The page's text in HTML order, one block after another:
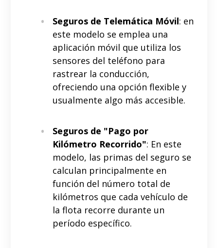
Seguros de Telemática Móvil: en
este modelo se emplea una
aplicación móvil que utiliza los
sensores del teléfono para
rastrear la conducción,
ofreciendo una opción flexible y
usualmente algo más accesible.
Seguros de "Pago por
Kilómetro Recorrido": En este
modelo, las primas del seguro se
calculan principalmente en
función del número total de
kilómetros que cada vehículo de
la flota recorre durante un
período específico.